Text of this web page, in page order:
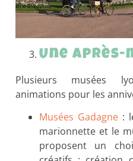
Une après-
Plusieurs musées
animations pour les
Musées Gadagne :
marionnette et le
proposent un